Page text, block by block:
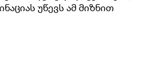
უწევს ამ მიზნით